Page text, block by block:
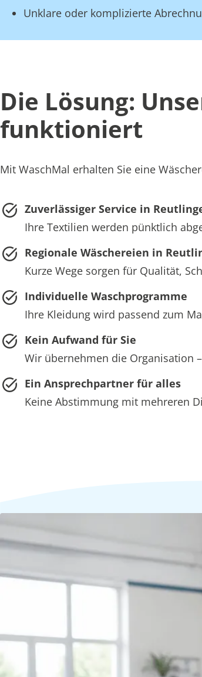
Unklare oder komplizierte
Die Lösung:
funktioniert
Mit WaschMal erhalten Sie eine
Zuverlässiger Service in
Ihre Textilien werden pünktlich
Regionale Wäschereien in
Kurze Wege sorgen für Qualität,
Individuelle Waschprogramme
Ihre Kleidung wird passend zum
Kein Aufwand für Sie
Wir übernehmen die Organisation
Ein Ansprechpartner für alles
Keine Abstimmung mit mehreren